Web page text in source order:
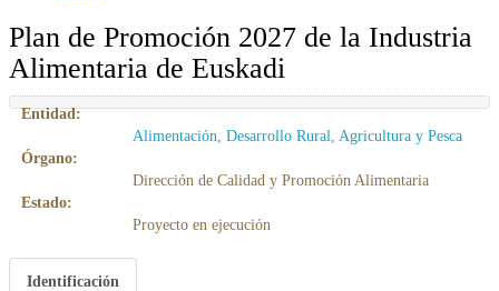
Plan de Promoción 2027 de la Industria
Alimentaria de Euskadi
Entidad:
Alimentación, Desarrollo Rural, Agricultura y Pesca
Órgano:
Dirección de Calidad y Promoción Alimentaria
Estado:
Proyecto en ejecución
Identificación